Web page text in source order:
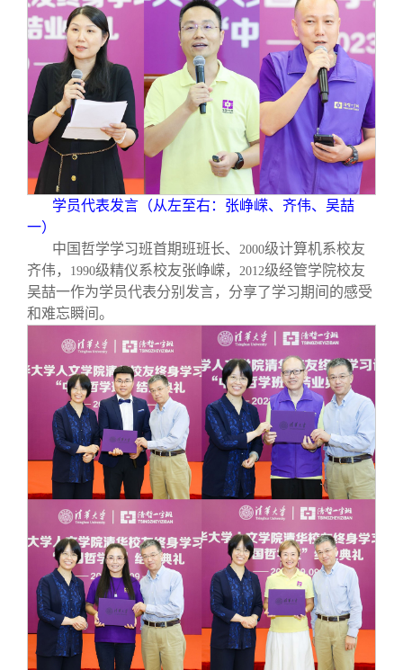
学员代表发言（从左至右：张峥嵘、齐伟、吴喆
一）
中国哲学学习班首期班班长、 2000级计算机系校友
齐伟，
1990级精仪系校友张峥嵘， 2012级经管学院校友
吴喆一作为学员代表分别发言，分享了学习期间的感受
和难忘瞬间。